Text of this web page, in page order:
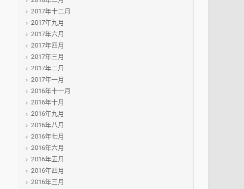
2017年十二月
2017年九月
2017年六月
2017年四月
2017年三月
2017年二月
2017年一月
2016年十一月
2016年十月
2016年九月
2016年八月
2016年七月
2016年六月
2016年五月
2016年四月
2016年三月